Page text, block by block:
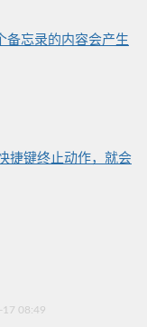
备忘录的内容会产生
捷键终止动作，就会
17 08:49